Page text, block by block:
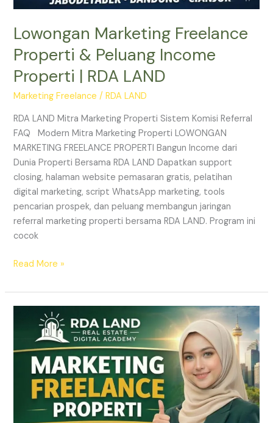
Lowongan Marketing Freelance
Properti & Peluang Income
Properti | RDA LAND
Marketing Freelance /RDA LAND
RDA LAND Mitra Marketing Properti Sistem Komisi Referral
FAQ Modern Mitra Marketing Properti LOWONGAN
MARKETING FREELANCE PROPERTI Bangun Income dari
Dunia Properti Bersama RDA LAND Dapatkan support
closing, halaman website pemasaran gratis, pelatihan
digital marketing, script WhatsApp marketing, tools
pencarian prospek, dan peluang membangun jaringan
referral marketing properti bersama RDA LAND. Program ini
cocok
Read More »
REKRUTMEN
MARKETING
FREELANCE
Properti
Tanpa
Modal